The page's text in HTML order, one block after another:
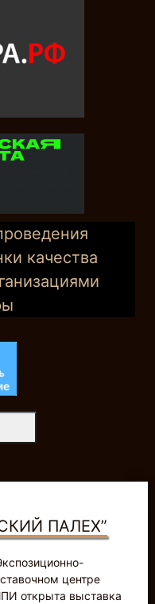
качества
ПАЛЕХ”
центре
открыта выставка